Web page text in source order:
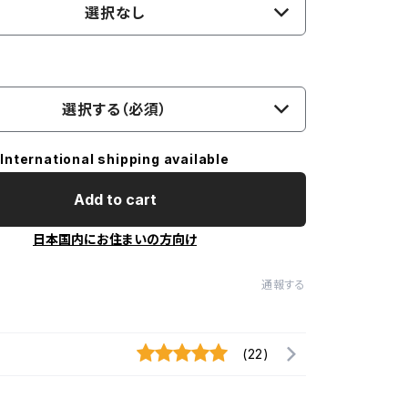
選択なし
選択する（必須）
International shipping available
Add to cart
日本国内にお住まいの方向け
通報する
(22)